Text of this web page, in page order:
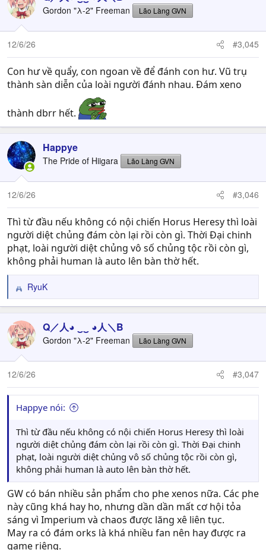
t
i
o
n
Gordon "λ-2" Freeman Lão Làng GVN
12/6/26 #3,045
Con hư về quẩy, con ngoan về để đánh con hư. Vũ trụ
thành sàn diễn của loài người đánh nhau. Đám xeno
thành dbrr hết.
Happye
The Pride of Hiigara Lão Làng GVN
12/6/26 #3,046
Thì từ đầu nếu không có nội chiến Horus Heresy thì loài
người diệt chủng đám còn lại rồi còn gì. Thời Đại chinh
phạt, loài người diệt chủng vô số chủng tộc rồi còn gì,
không phải human là auto lên bàn thờ hết.
R
e
c
t
i
o
n
:
RyuK
Q／人◕ ‿‿ ◕人＼B
Gordon "λ-2" Freeman Lão Làng GVN
12/6/26 #3,047
Happye nói:
Thì từ đầu nếu không có nội chiến Horus Heresy thì loài
người diệt chủng đám còn lại rồi còn gì. Thời Đại chinh
phạt, loài người diệt chủng vô số chủng tộc rồi còn gì,
không phải human là auto lên bàn thờ hết.
GW có bán nhiều sản phẩm cho phe xenos nữa. Các phe
này cũng khá hay ho, nhưng dần dần mất cơ hội tỏa
sáng vì Imperium và chaos được lăng xê liên tục.
May ra có đám orks là khá nhiều fan nên hay được ra
game riêng.